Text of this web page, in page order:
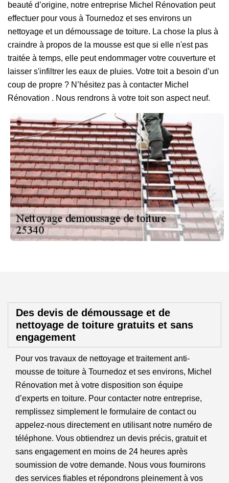
beauté d’origine, notre entreprise Michel Rénovation peut
effectuer pour vous à Tournedoz et ses environs un
nettoyage et un démoussage de toiture. La chose la plus à
craindre à propos de la mousse est que si elle n'est pas
traitée à temps, elle peut endommager votre couverture et
laisser s'infiltrer les eaux de pluies. Votre toit a besoin d’un
coup de propre ? N’hésitez pas à contacter Michel
Rénovation . Nous rendrons à votre toit son aspect neuf.
Des devis de démoussage et de
nettoyage de toiture gratuits et sans
engagement
Pour vos travaux de nettoyage et traitement anti-
mousse de toiture à Tournedoz et ses environs, Michel
Rénovation met à votre disposition son équipe
d’experts en toiture. Pour contacter notre entreprise,
remplissez simplement le formulaire de contact ou
appelez-nous directement en utilisant notre numéro de
téléphone. Vous obtiendrez un devis précis, gratuit et
sans engagement en moins de 24 heures après
soumission de votre demande. Nous vous fournirons
des services fiables et répondrons pleinement à vos